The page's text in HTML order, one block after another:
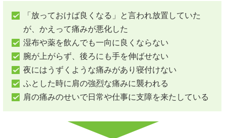
「放っておけば良くなる」と言われ放置していた
が、かえって痛みが悪化した
湿布や薬を飲んでも一向に良くならない
腕が上がらず、後ろにも手を伸ばせない
夜にはうずくような痛みがあり寝付けない
ふとした時に肩の強烈な痛みに襲われる
肩の痛みのせいで日常や仕事に支障を来たしている